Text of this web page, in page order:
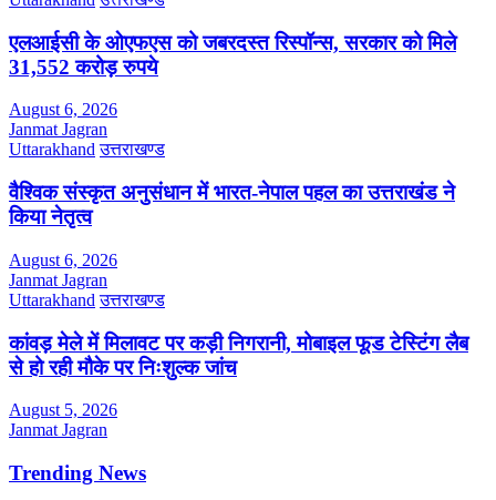
एलआईसी के ओएफएस को जबरदस्त रिस्पॉन्स, सरकार को मिले
31,552 करोड़ रुपये
August 6, 2026
Janmat Jagran
Uttarakhand उत्तराखण्ड
वैश्विक संस्कृत अनुसंधान में भारत-नेपाल पहल का उत्तराखंड ने
किया नेतृत्व
August 6, 2026
Janmat Jagran
Uttarakhand उत्तराखण्ड
कांवड़ मेले में मिलावट पर कड़ी निगरानी, मोबाइल फूड टेस्टिंग लैब
से हो रही मौके पर निःशुल्क जांच
August 5, 2026
Janmat Jagran
Trending News